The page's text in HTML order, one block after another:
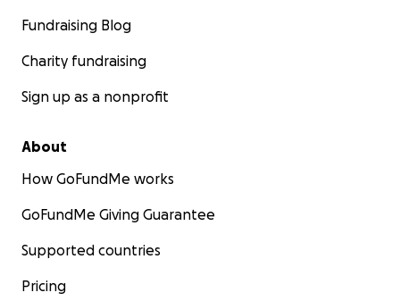
Fundraising Blog
Charity fundraising
Sign up as a nonprofit
About
How GoFundMe works
GoFundMe Giving Guarantee
Supported countries
Pricing